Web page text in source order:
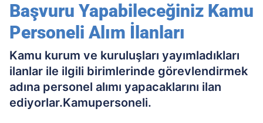
Başvuru Yapabileceğiniz Kamu
Personeli Alım İlanları
Kamu kurum ve kuruluşları yayımladıkları
ilanlar ile ilgili birimlerinde görevlendirmek
adına personel alımı yapacaklarını ilan
ediyorlar.Kamupersoneli.